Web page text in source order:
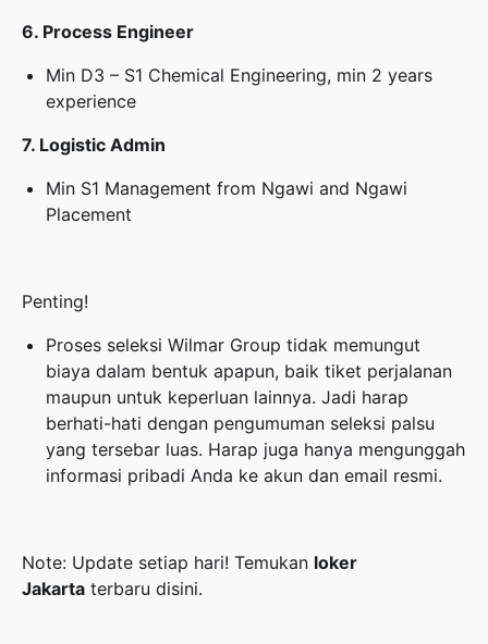
6. Process Engineer
Min D3 – S1 Chemical Engineering, min 2 years
experience
7. Logistic Admin
Min S1 Management from Ngawi and Ngawi
Placement
Penting!
Proses seleksi Wilmar Group tidak memungut
biaya dalam bentuk apapun, baik tiket perjalanan
maupun untuk keperluan lainnya. Jadi harap
berhati-hati dengan pengumuman seleksi palsu
yang tersebar luas. Harap juga hanya mengunggah
informasi pribadi Anda ke akun dan email resmi.
Note: Update setiap hari! Temukan loker
Jakarta terbaru disini.